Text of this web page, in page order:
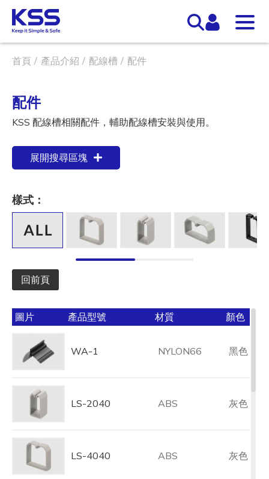
首頁 產品介紹 配線槽 配件
配件
KSS 配線槽相關配件，輔助配線槽安裝與使用。
展開搜尋區塊
樣式：
回前頁
圖片 產品型號 材質 顏色
WA-1 NYLON66 黑色
LS-2040 ABS 灰色
LS-4040 ABS 灰色